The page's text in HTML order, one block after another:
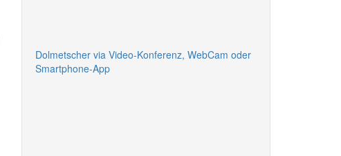
Dolmetscher via Video-Konferenz, WebCam oder
Smartphone-App